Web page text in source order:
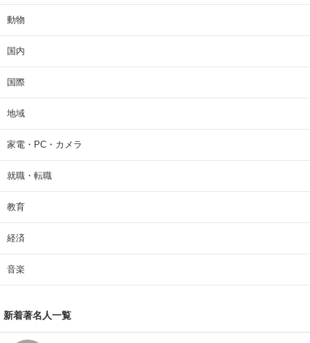
動物
国内
国際
地域
家電・PC・カメラ
就職・転職
教育
経済
音楽
新着著名人一覧